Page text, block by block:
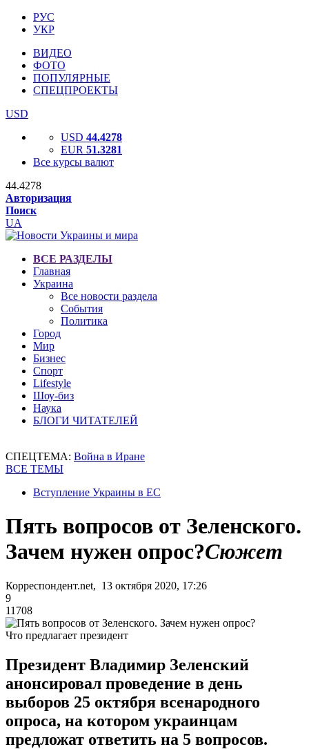
РУС
УКР
ВИДЕО
ФОТО
ПОПУЛЯРНЫЕ
СПЕЦПРОЕКТЫ
USD
USD 44.4278
EUR 51.3281
Все курсы валют
44.4278
Авторизация
Поиск
UA
ВСЕ РАЗДЕЛЫ
Главная
Украина
Все новости раздела
События
Политика
Город
Мир
Бизнес
Спорт
Lifestyle
Шоу-биз
Наука
БЛОГИ ЧИТАТЕЛЕЙ
СПЕЦТЕМА: Война в Иране
ВСЕ ТЕМЫ
Вступление Украины в ЕС
Пять вопросов от Зеленского.
Зачем нужен опрос?Сюжет
Корреспондент.net, 13 октября 2020, 17:26
9
11708
Что предлагает президент
Президент Владимир Зеленский
анонсировал проведение в день
выборов 25 октября всенародного
опроса, на котором украинцам
предложат ответить на 5 вопросов.